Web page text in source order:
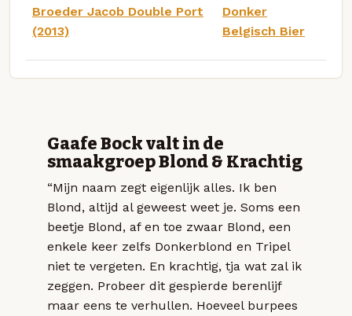
Broeder Jacob Double Port
(2013)
Donker
Belgisch Bier
Gaafe Bock valt in de
smaakgroep Blond & Krachtig
“Mijn naam zegt eigenlijk alles. Ik ben
Blond, altijd al geweest weet je. Soms een
beetje Blond, af en toe zwaar Blond, een
enkele keer zelfs Donkerblond en Tripel
niet te vergeten. En krachtig, tja wat zal ik
zeggen. Probeer dit gespierde berenlijf
maar eens te verhullen. Hoeveel burpees